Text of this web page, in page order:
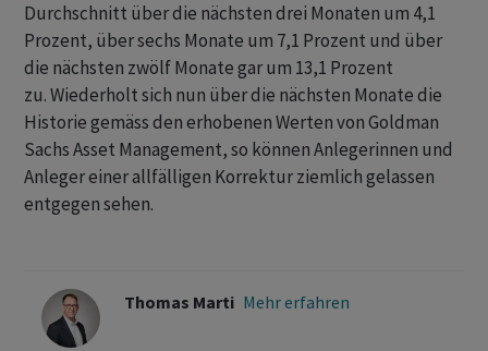
Durchschnitt über die nächsten drei Monaten um 4,1
Prozent, über sechs Monate um 7,1 Prozent und über
die nächsten zwölf Monate gar um 13,1 Prozent
zu. Wiederholt sich nun über die nächsten Monate die
Historie gemäss den erhobenen Werten von Goldman
Sachs Asset Management, so können Anlegerinnen und
Anleger einer allfälligen Korrektur ziemlich gelassen
entgegen sehen.
Thomas Marti Mehr erfahren